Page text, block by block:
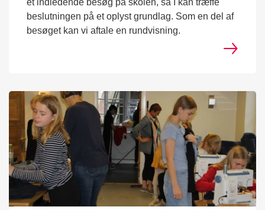
et indledende besøg på skolen, så I kan træffe
beslutningen på et oplyst grundlag. Som en del af
besøget kan vi aftale en rundvisning.